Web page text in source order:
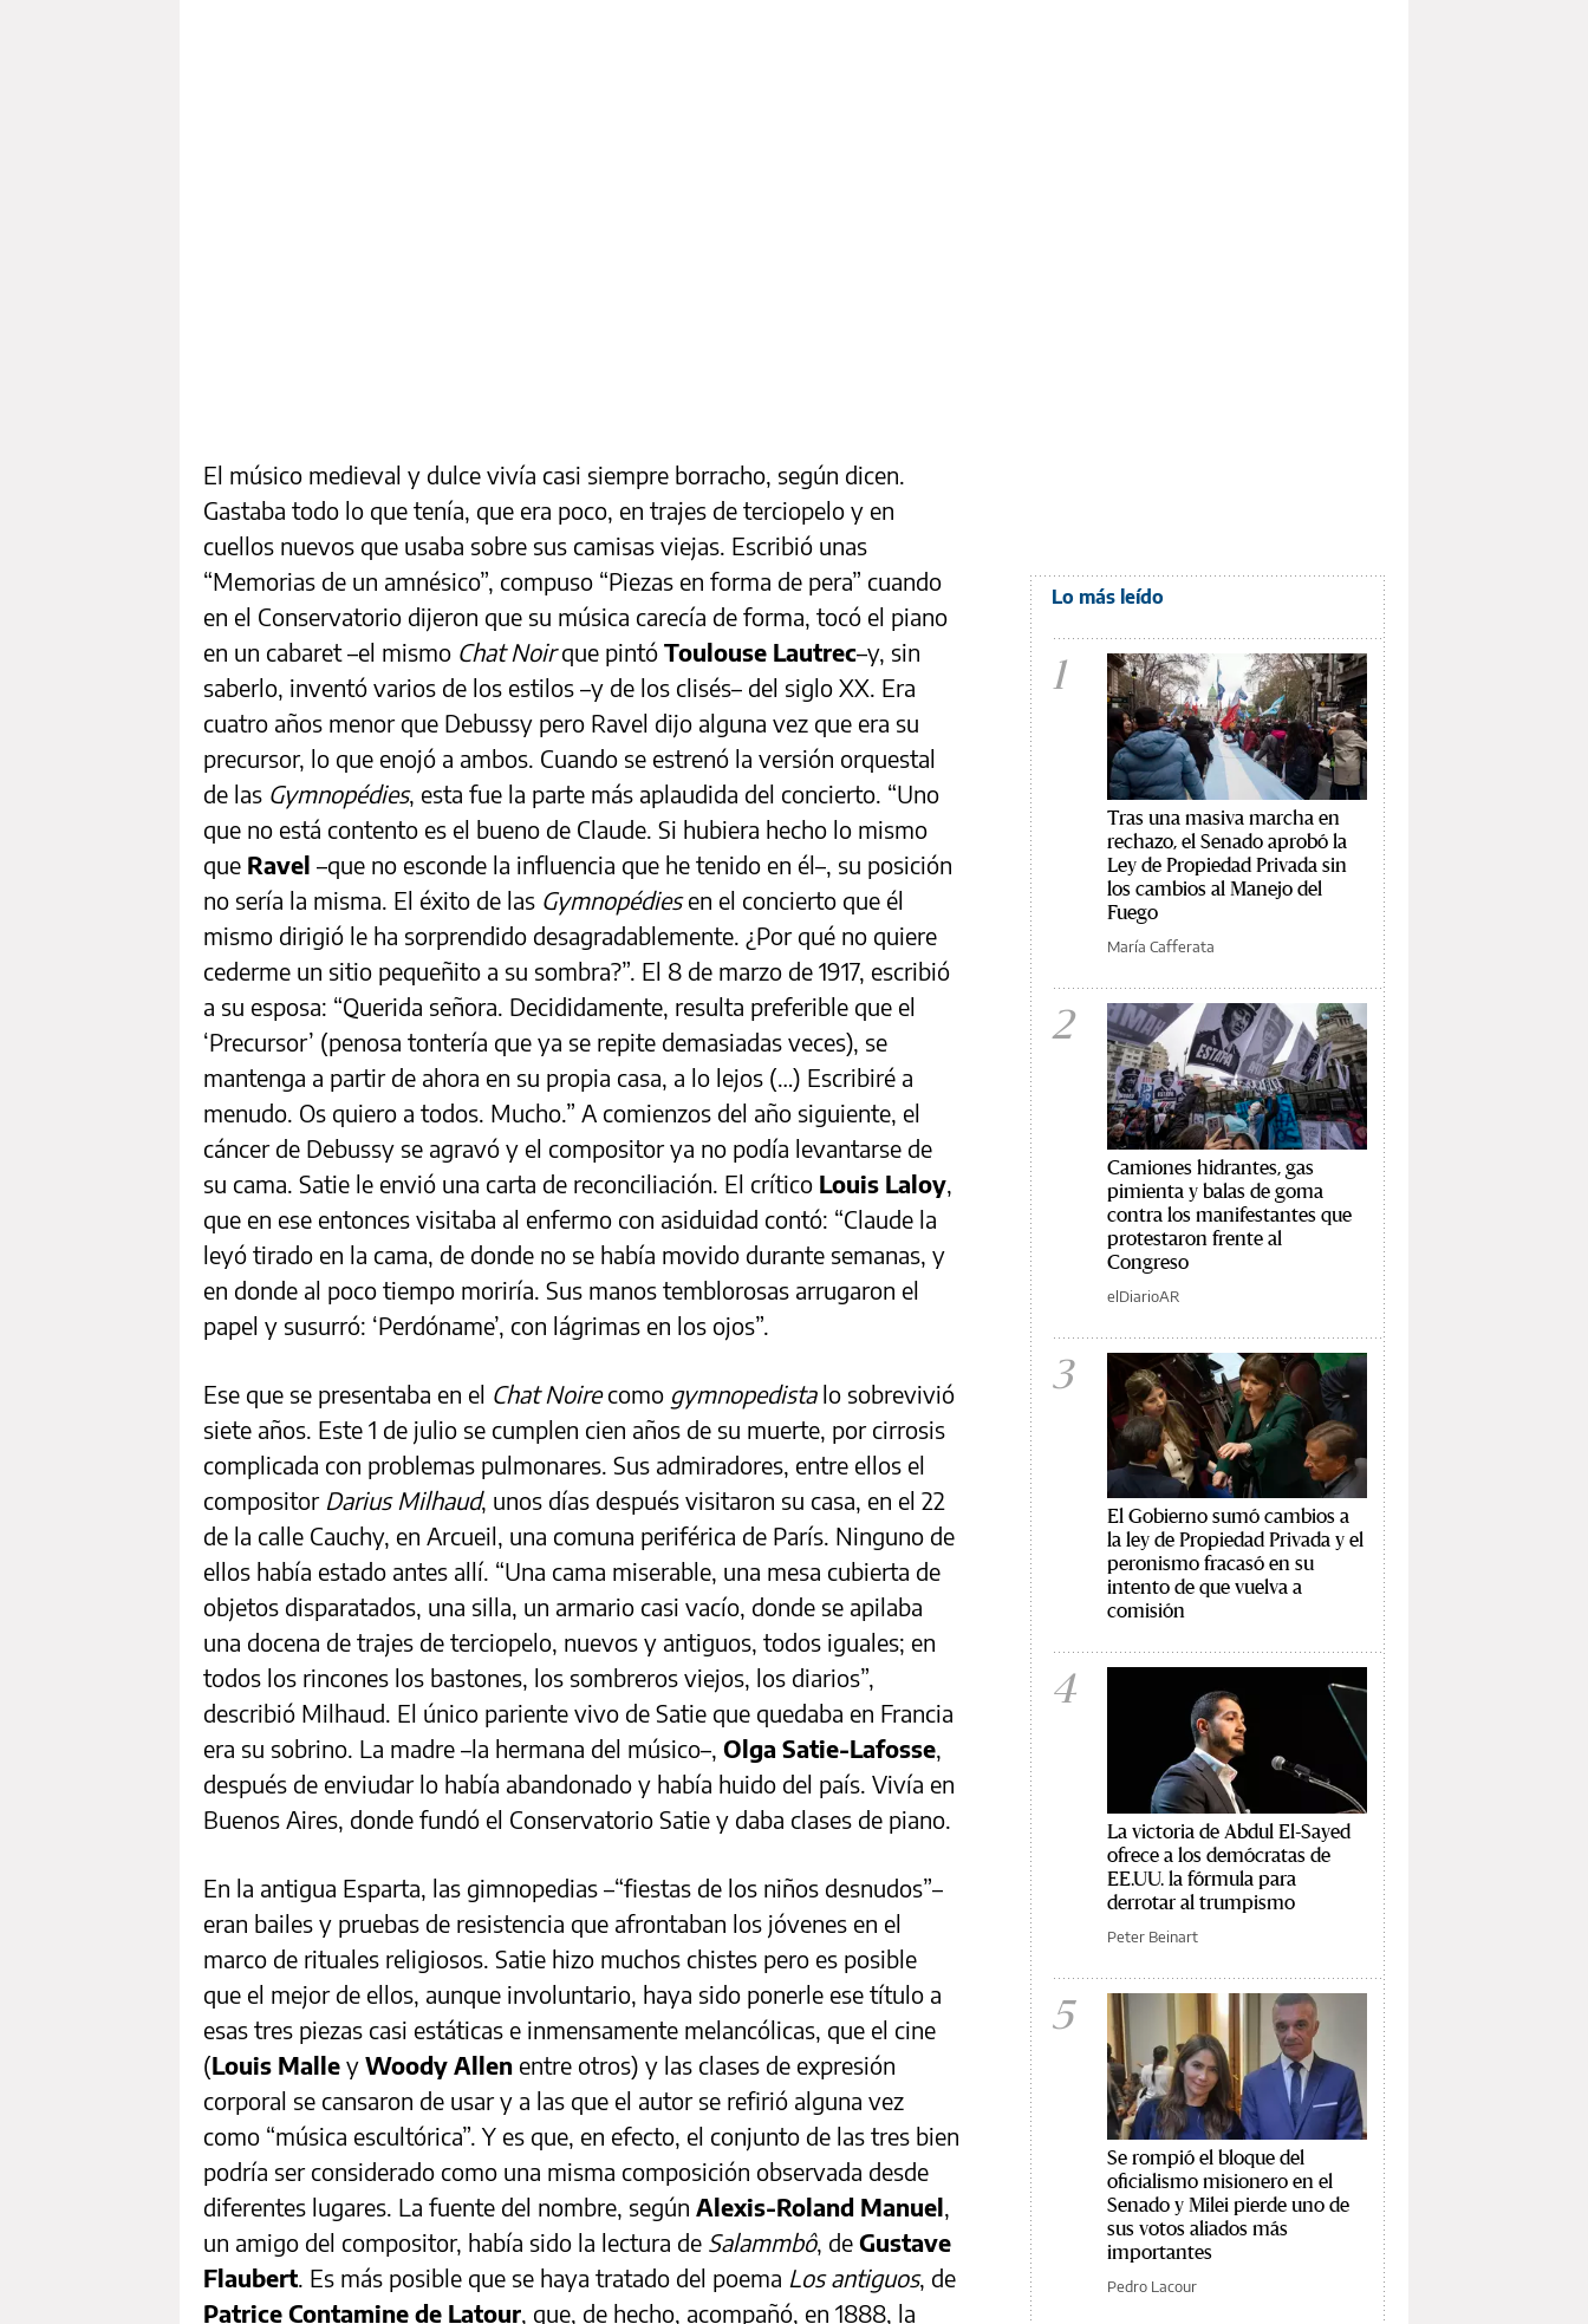
El músico medieval y dulce vivía casi siempre borracho, según dicen.
Gastaba todo lo que tenía, que era poco, en trajes de terciopelo y en
cuellos nuevos que usaba sobre sus camisas viejas. Escribió unas
“Memorias de un amnésico”, compuso “Piezas en forma de pera” cuando
en el Conservatorio dijeron que su música carecía de forma, tocó el piano
en un cabaret –el mismo Chat Noirque pintó Toulouse Lautrec–y, sin
saberlo, inventó varios de los estilos –y de los clisés– del siglo XX. Era
cuatro años menor que Debussy pero Ravel dijo alguna vez que era su
precursor, lo que enojó a ambos. Cuando se estrenó la versión orquestal
de las Gymnopédies, esta fue la parte más aplaudida del concierto. “Uno
que no está contento es el bueno de Claude. Si hubiera hecho lo mismo
que Ravel –que no esconde la influencia que he tenido en él–, su posición
no sería la misma. El éxito de las Gymnopédiesen el concierto que él
mismo dirigió le ha sorprendido desagradablemente. ¿Por qué no quiere
cederme un sitio pequeñito a su sombra?”. El 8 de marzo de 1917, escribió
a su esposa: “Querida señora. Decididamente, resulta preferible que el
‘Precursor’ (penosa tontería que ya se repite demasiadas veces), se
mantenga a partir de ahora en su propia casa, a lo lejos (…) Escribiré a
menudo. Os quiero a todos. Mucho.” A comienzos del año siguiente, el
cáncer de Debussy se agravó y el compositor ya no podía levantarse de
su cama. Satie le envió una carta de reconciliación. El crítico Louis Laloy,
que en ese entonces visitaba al enfermo con asiduidad contó: “Claude la
leyó tirado en la cama, de donde no se había movido durante semanas, y
en donde al poco tiempo moriría. Sus manos temblorosas arrugaron el
papel y susurró: ‘Perdóname’, con lágrimas en los ojos”.
Ese que se presentaba en el Chat Noirecomo gymnopedista lo sobrevivió
siete años. Este 1 de julio se cumplen cien años de su muerte, por cirrosis
complicada con problemas pulmonares. Sus admiradores, entre ellos el
compositor Darius Milhaud, unos días después visitaron su casa, en el 22
de la calle Cauchy, en Arcueil, una comuna periférica de París. Ninguno de
ellos había estado antes allí. “Una cama miserable, una mesa cubierta de
objetos disparatados, una silla, un armario casi vacío, donde se apilaba
una docena de trajes de terciopelo, nuevos y antiguos, todos iguales; en
todos los rincones los bastones, los sombreros viejos, los diarios”,
describió Milhaud. El único pariente vivo de Satie que quedaba en Francia
era su sobrino. La madre –la hermana del músico–, Olga Satie-Lafosse,
después de enviudar lo había abandonado y había huido del país. Vivía en
Buenos Aires, donde fundó el Conservatorio Satie y daba clases de piano.
En la antigua Esparta, las gimnopedias –“fiestas de los niños desnudos”–
eran bailes y pruebas de resistencia que afrontaban los jóvenes en el
marco de rituales religiosos. Satie hizo muchos chistes pero es posible
que el mejor de ellos, aunque involuntario, haya sido ponerle ese título a
esas tres piezas casi estáticas e inmensamente melancólicas, que el cine
(Louis Malle y Woody Allen entre otros) y las clases de expresión
corporal se cansaron de usar y a las que el autor se refirió alguna vez
como “música escultórica”. Y es que, en efecto, el conjunto de las tres bien
podría ser considerado como una misma composición observada desde
diferentes lugares. La fuente del nombre, según Alexis-Roland Manuel,
un amigo del compositor, había sido la lectura de Salammbô, de Gustave
Flaubert. Es más posible que se haya tratado del poema Los antiguos, de
Patrice Contamine de Latour, que, de hecho, acompañó, en 1888, la
Lo más leído
1
Tras una masiva marcha en
rechazo, el Senado aprobó la
Ley de Propiedad Privada sin
los cambios al Manejo del
Fuego
María Cafferata
2
Camiones hidrantes, gas
pimienta y balas de goma
contra los manifestantes que
protestaron frente al
Congreso
elDiarioAR
3
El Gobierno sumó cambios a
la ley de Propiedad Privada y el
peronismo fracasó en su
intento de que vuelva a
comisión
4
La victoria de Abdul El-Sayed
ofrece a los demócratas de
EE.UU. la fórmula para
derrotar al trumpismo
Peter Beinart
5
Se rompió el bloque del
oficialismo misionero en el
Senado y Milei pierde uno de
sus votos aliados más
importantes
Pedro Lacour